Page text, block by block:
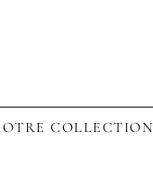
COLLECTION